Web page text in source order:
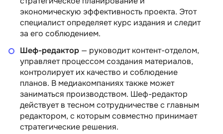
экономическую эффективность проекта. Этот
специалист определяет курс издания и следит
за его соблюдением.
Шеф-редактор — руководит контент-отделом,
управляет процессом создания материалов,
контролирует их качество и соблюдение
планов. В медиакомпаниях также может
заниматься производством. Шеф-редактор
действует в тесном сотрудничестве с главным
редактором, с которым совместно принимает
стратегические решения.